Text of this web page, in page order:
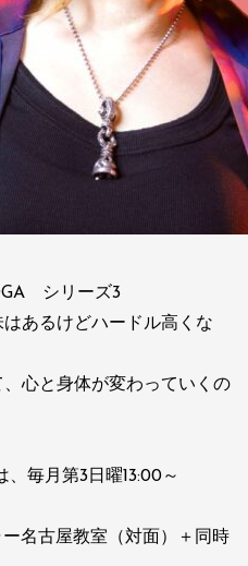
シリーズ3
あるけどハードル高くな
心と身体が変わっていくの
毎月第3日曜13:00～
名古屋教室（対面）＋同時